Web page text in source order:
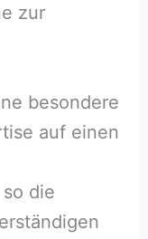
zur
besondere
auf einen
die